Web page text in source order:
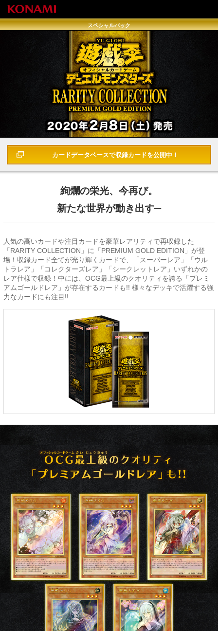
スペシャルパック
GOLD EDITION -
カードデータベースで収録カードを公開中！
絢爛の栄光、今再び。
新たな世界が動き出す─
人気の高いカードや注目カードを豪華レアリティで再収録した
「RARITY COLLECTION」に「PREMIUM GOLD EDITION」が登
場！収録カード全てが光り輝くカードで、「スーパーレア」「ウル
トラレア」「コレクターズレア」「シークレットレア」いずれかの
レア仕様で収録！中には、OCG最上級のクオリティを誇る「プレミ
アムゴールドレア」が存在するカードも!! 様々なデッキで活躍する強
力なカードにも注目!!